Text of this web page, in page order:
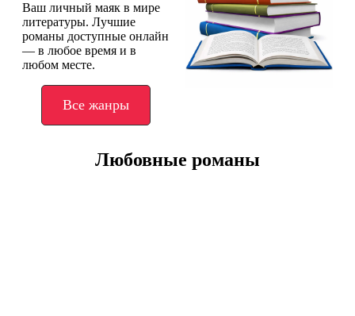
Ваш личный маяк в мире
литературы. Лучшие
романы доступные онлайн
— в любое время и в
любом месте.
Все жанры
Любовные романы